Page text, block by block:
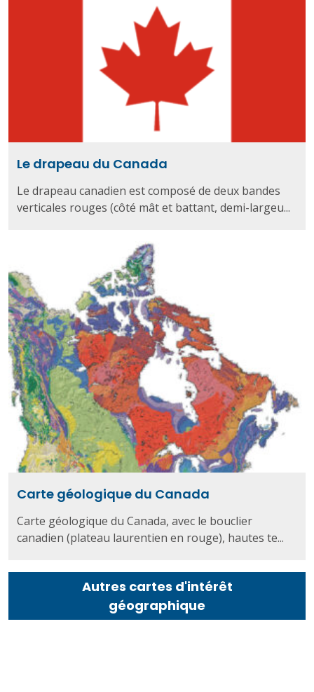
Le drapeau du Canada
Le drapeau canadien est composé de deux bandes
verticales rouges (côté mât et battant, demi-largeu...
Carte géologique du Canada
Carte géologique du Canada, avec le bouclier
canadien (plateau laurentien en rouge), hautes te...
Autres cartes d'intérêt
géographique